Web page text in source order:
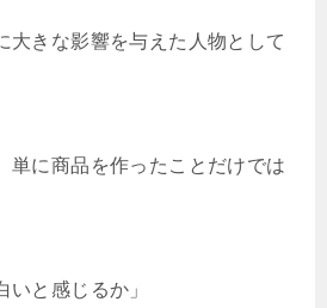
大きな影響を与えた人物として
単に商品を作ったことだけでは
いと感じるか」